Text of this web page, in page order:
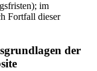
im
Fortfall dieser
der